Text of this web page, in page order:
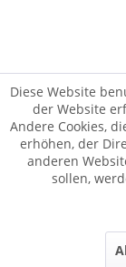
Diese Website
der Website
Andere Cookies,
erhöhen, der
anderen
sollen,